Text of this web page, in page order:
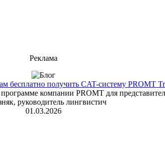
Реклама
бесплатно получить CAT-систему PROMT
компании PROMT для
руководитель лингвистич
01.03.2026